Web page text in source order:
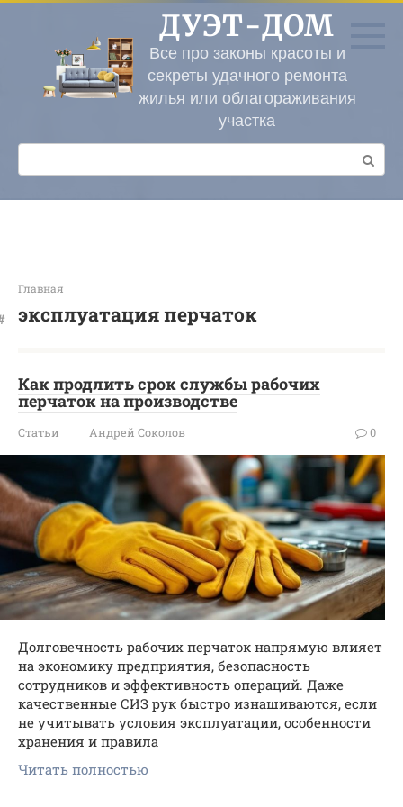
Перейти
контенту
ДУЭТ-ДОМ
Все про законы красоты и
секреты удачного ремонта
жилья или облагораживания
участка
Поиск:
Главная
эксплуатация перчаток
Как продлить срок службы рабочих
перчаток на производстве
Статьи Андрей Соколов 0
Долговечность рабочих перчаток напрямую влияет
на экономику предприятия, безопасность
сотрудников и эффективность операций. Даже
качественные СИЗ рук быстро изнашиваются, если
не учитывать условия эксплуатации, особенности
хранения и правила
Читать полностью